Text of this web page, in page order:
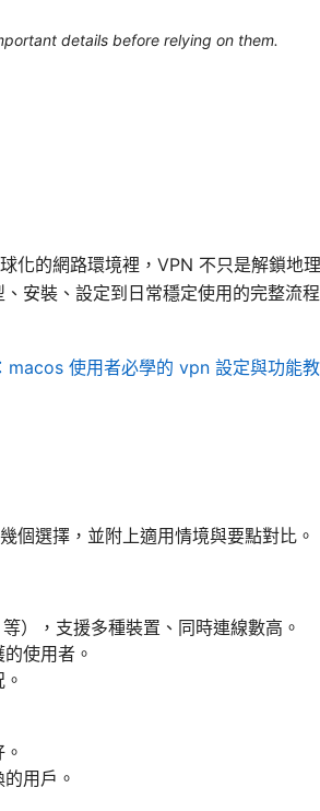
details before relying on them.
化的網路環境裡，VPN 不只是解鎖地理
安裝、設定到日常穩定使用的完整流程
使用者必學的 vpn 設定與功能
個選擇，並附上適用情境與要點對比。
），支援多種裝置、同時連線數高。
使用者。
用戶。